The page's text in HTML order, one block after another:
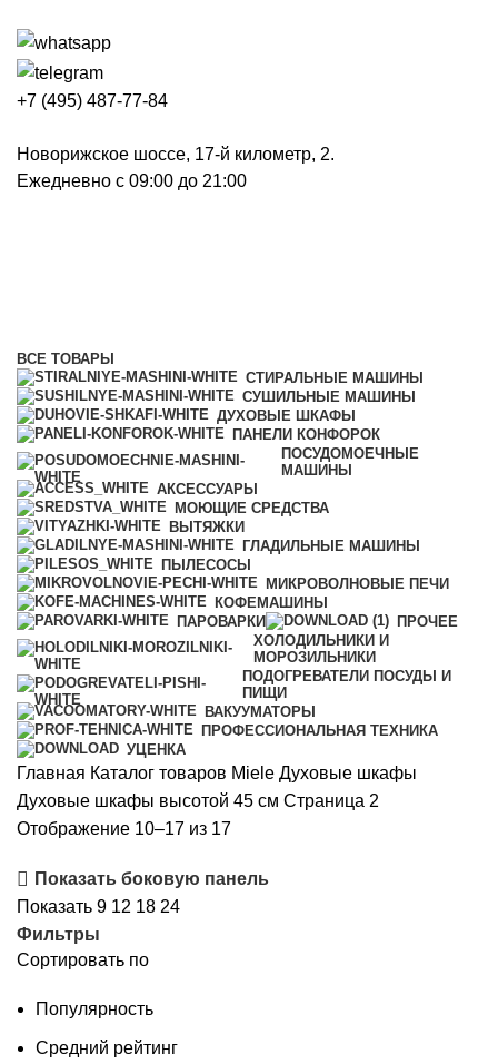
+7 (495) 487-77-84
Новорижское шоссе, 17-й километр, 2.
Ежедневно с 09:00 до 21:00
ВСЕ ТОВАРЫ
СТИРАЛЬНЫЕ МАШИНЫ
СУШИЛЬНЫЕ МАШИНЫ
ДУХОВЫЕ ШКАФЫ
ПАНЕЛИ КОНФОРОК
ПОСУДОМОЕЧНЫЕ
МАШИНЫ
АКСЕССУАРЫ
МОЮЩИЕ СРЕДСТВА
ВЫТЯЖКИ
ГЛАДИЛЬНЫЕ МАШИНЫ
ПЫЛЕСОСЫ
МИКРОВОЛНОВЫЕ ПЕЧИ
КОФЕМАШИНЫ
ПАРОВАРКИ
ПРОЧЕЕ
ХОЛОДИЛЬНИКИ И
МОРОЗИЛЬНИКИ
ПОДОГРЕВАТЕЛИ ПОСУДЫ И
ПИЩИ
ВАКУУМАТОРЫ
ПРОФЕССИОНАЛЬНАЯ ТЕХНИКА
УЦЕНКА
Главная Каталог товаров Miele Духовые шкафы
Духовые шкафы высотой 45 см Страница 2
Отображение 10–17 из 17Сортировка:
популярности
Показать боковую панель
Показать 9 12 18 24
Фильтры
Сортировать по
Популярность
Средний рейтинг